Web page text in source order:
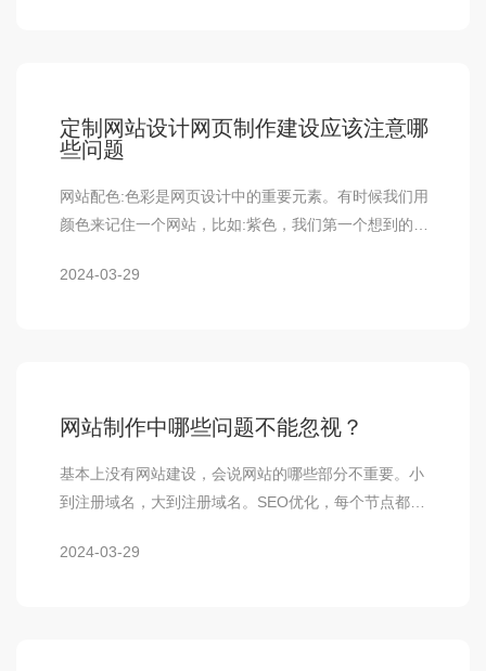
定制网站设计网页制作建设应该注意哪
些问题
网站配色:色彩是网页设计中的重要元素。有时候我们用
颜色来记住一个网站，比如:紫色，我们第一个想到的就
2024-03-29
网站制作中哪些问题不能忽视？
基本上没有网站建设，会说网站的哪些部分不重要。小
到注册域名，大到注册域名。SEO优化，每个节点都非
2024-03-29